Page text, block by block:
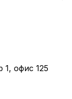
1, офис 125